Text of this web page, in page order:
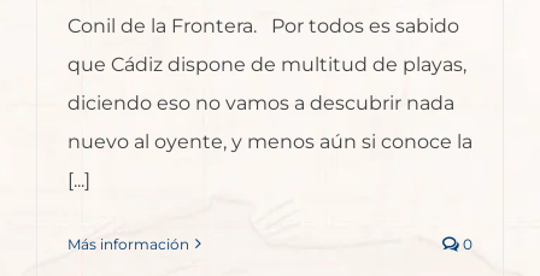
Conil de la Frontera. Por todos es sabido
que Cádiz dispone de multitud de playas,
diciendo eso no vamos a descubrir nada
nuevo al oyente, y menos aún si conoce la
[...]
Más información 0